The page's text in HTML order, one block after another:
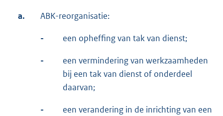
a. ABK-reorganisatie:
- een opheffing van tak van dienst;
-
een vermindering van werkzaamheden
bij een tak van dienst of onderdeel
daarvan;
-
een verandering in de inrichting van een